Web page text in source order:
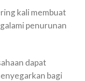
kali membuat
penurunan
dapat
bagi